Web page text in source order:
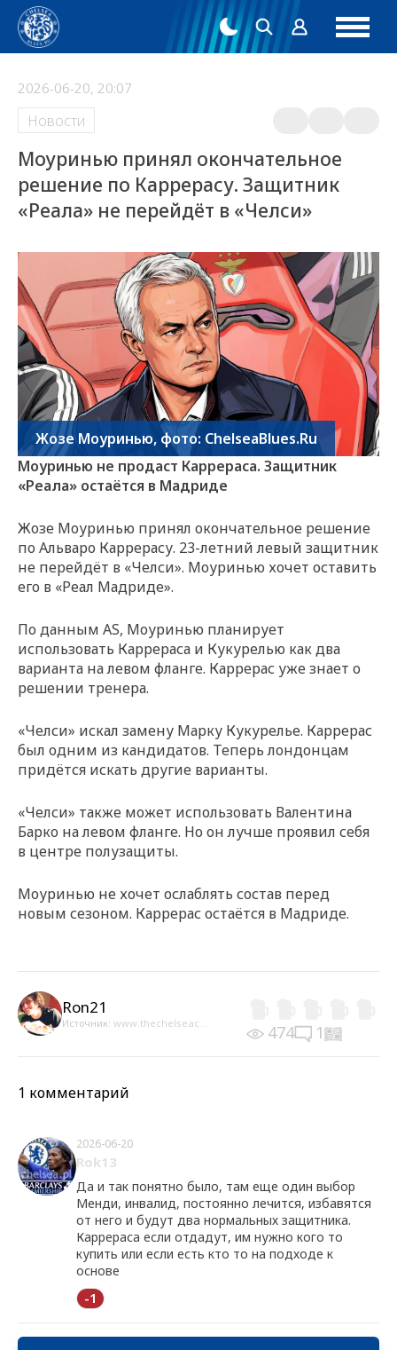
2026-06-20, 20:07
Новости
Моуринью принял окончательное
решение по Каррерасу. Защитник
«Реала» не перейдёт в «Челси»
Жозе Моуринью, фото: ChelseaBlues.Ru
Моуринью не продаст Каррераса. Защитник
«Реала» остаётся в Мадриде
Жозе Моуринью принял окончательное решение
по Альваро Каррерасу. 23-летний левый защитник
не перейдёт в «Челси». Моуринью хочет оставить
его в «Реал Мадриде».
По данным AS, Моуринью планирует
использовать Каррераса и Кукурелью как два
варианта на левом фланге. Каррерас уже знает о
решении тренера.
«Челси» искал замену Марку Кукурелье. Каррерас
был одним из кандидатов. Теперь лондонцам
придётся искать другие варианты.
«Челси» также может использовать Валентина
Барко на левом фланге. Но он лучше проявил себя
в центре полузащиты.
Моуринью не хочет ослаблять состав перед
новым сезоном. Каррерас остаётся в Мадриде.
Ron21
Источник: www.thechelseac... 474 1
1 комментарий
2026-06-20
Rok13
Да и так понятно было, там еще один выбор
Менди, инвалид, постоянно лечится, избавятся
от него и будут два нормальных защитника.
Каррераса если отдадут, им нужно кого то
купить или если есть кто то на подходе к
основе
-1